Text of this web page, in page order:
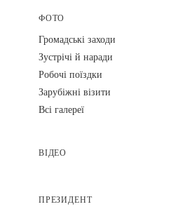
ФОТО
Громадські заходи
Зустрічі й наради
Робочі поїздки
Зарубіжні візити
Всі галереї
ВІДЕО
ПРЕЗИДЕНТ